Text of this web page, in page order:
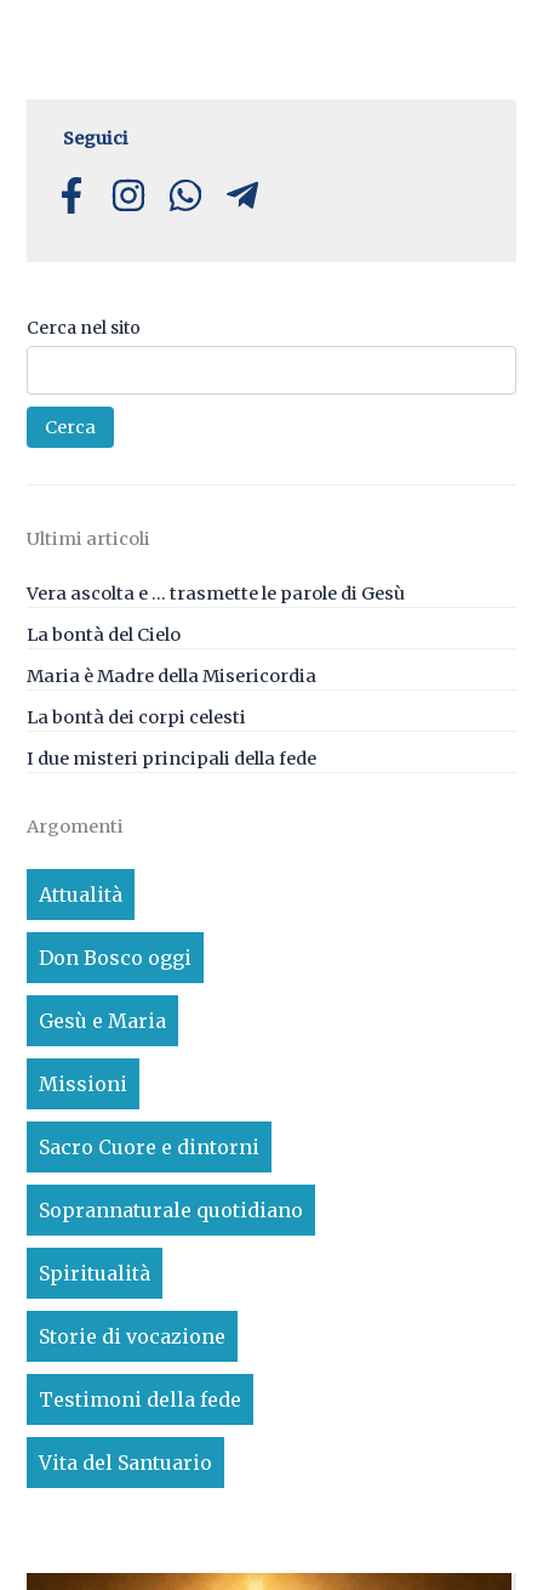
Seguici
Cerca nel sito
Cerca
Ultimi articoli
Vera ascolta e … trasmette le parole di Gesù
La bontà del Cielo
Maria è Madre della Misericordia
La bontà dei corpi celesti
I due misteri principali della fede
Argomenti
Attualità
Don Bosco oggi
Gesù e Maria
Missioni
Sacro Cuore e dintorni
Soprannaturale quotidiano
Spiritualità
Storie di vocazione
Testimoni della fede
Vita del Santuario